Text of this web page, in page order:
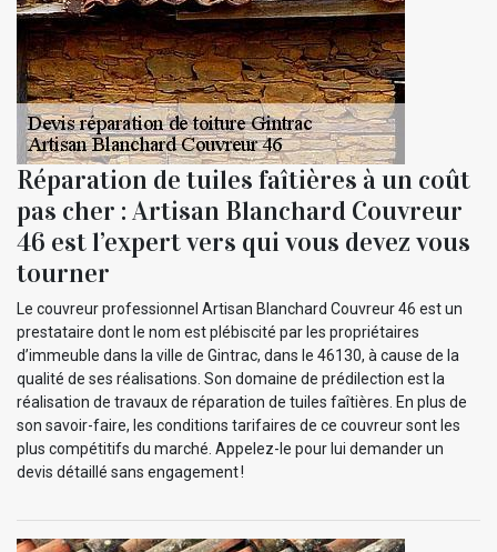
Réparation de tuiles faîtières à un coût
pas cher : Artisan Blanchard Couvreur
46 est l’expert vers qui vous devez vous
tourner
Le couvreur professionnel Artisan Blanchard Couvreur 46 est un
prestataire dont le nom est plébiscité par les propriétaires
d’immeuble dans la ville de Gintrac, dans le 46130, à cause de la
qualité de ses réalisations. Son domaine de prédilection est la
réalisation de travaux de réparation de tuiles faîtières. En plus de
son savoir-faire, les conditions tarifaires de ce couvreur sont les
plus compétitifs du marché. Appelez-le pour lui demander un
devis détaillé sans engagement !